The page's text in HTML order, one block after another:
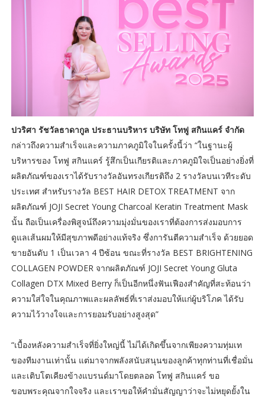
ปวริศา รัชวัลธาดากูล ประธานบริหาร บริษัท โทฟู สกินแคร์ จำกัด
กล่าวถึงความสำเร็จและความภาคภูมิใจในครั้งนี้ว่า “ในฐานะผู้
บริหารของ โทฟู สกินแคร์ รู้สึกเป็นเกียรติและภาคภูมิใจเป็นอย่างยิ่งที่
ผลิตภัณฑ์ของเราได้รับรางวัลอันทรงเกียรติถึง 2 รางวัลบนเวทีระดับ
ประเทศ สำหรับรางวัล BEST HAIR DETOX TREATMENT จาก
ผลิตภัณฑ์ JOJI Secret Young Charcoal Keratin Treatment Mask
นั้น ถือเป็นเครื่องพิสูจน์ถึงความมุ่งมั่นของเราที่ต้องการส่งมอบการ
ดูแลเส้นผมให้มีสุขภาพดีอย่างแท้จริง ซึ่งการันตีความสำเร็จ ด้วยยอด
ขายอันดับ 1 เป็นเวลา 4 ปีซ้อน ขณะที่รางวัล BEST BRIGHTENING
COLLAGEN POWDER จากผลิตภัณฑ์ JOJI Secret Young Gluta
Collagen DTX Mixed Berry ก็เป็นอีกหนึ่งฟันเฟืองสำคัญที่สะท้อนว่า
ความใส่ใจในคุณภาพและผลลัพธ์ที่เราส่งมอบให้แก่ผู้บริโภค ได้รับ
ความไว้วางใจและการยอมรับอย่างสูงสุด”
“เบื้องหลังความสำเร็จที่ยิ่งใหญ่นี้ ไม่ได้เกิดขึ้นจากเพียงความทุ่มเท
ของทีมงานเท่านั้น แต่มาจากพลังสนับสนุนของลูกค้าทุกท่านที่เชื่อมั่น
และเติบโตเคียงข้างแบรนด์มาโดยตลอด โทฟู สกินแคร์ ขอ
ขอบพระคุณจากใจจริง และเราขอให้คำมั่นสัญญาว่าจะไม่หยุดยั้งใน